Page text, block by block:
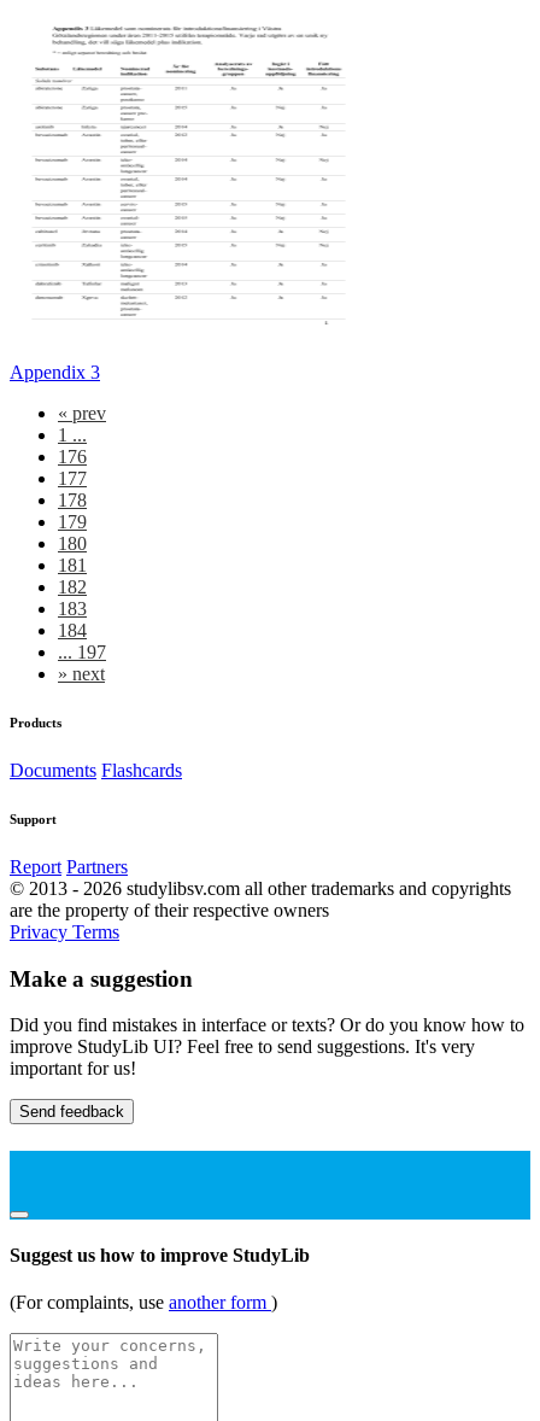
Appendix 3
« prev
1 ...
176
177
178
179
180
181
182
183
184
... 197
» next
Products
Documents Flashcards
Support
Report Partners
© 2013 - 2026 studylibsv.com all other trademarks and copyrights
are the property of their respective owners
Privacy Terms
Make a suggestion
Did you find mistakes in interface or texts? Or do you know how to
improve StudyLib UI? Feel free to send suggestions. It's very
important for us!
Send feedback
Suggest us how to improve StudyLib
(For complaints, use another form )